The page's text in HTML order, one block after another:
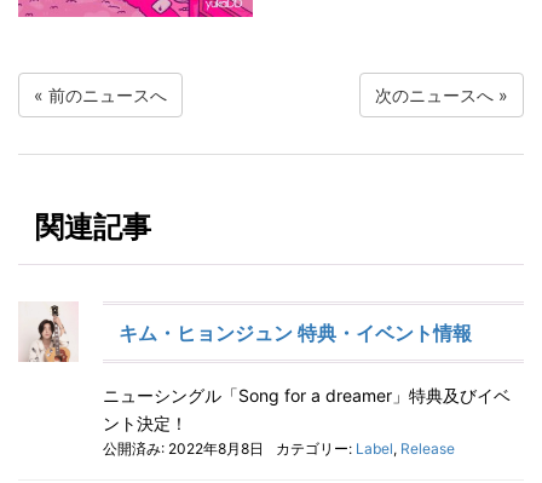
« 前のニュースへ 次のニュースへ »
関連記事
キム・ヒョンジュン 特典・イベント情報
ニューシングル「Song for a dreamer」特典及びイベ
ント決定！
公開済み: 2022年8月8日 カテゴリー: Label, Release